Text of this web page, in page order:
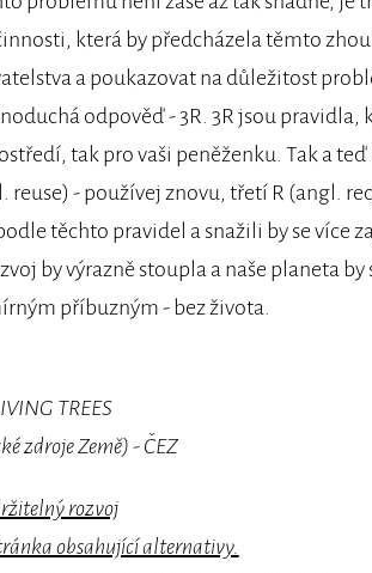
která by předcházela těmto
a poukazovat na důležitost
odpověď - 3R. 3R jsou pravidla,
tak pro vaši peněženku. Tak a
reuse) - používej znovu, třetí R (angl.
těchto pravidel a snažili by se více
by výrazně stoupla a naše planeta
příbuzným - bez života.
TREES
zdroje Země) - ČEZ
rozvoj
obsahující alternativy.